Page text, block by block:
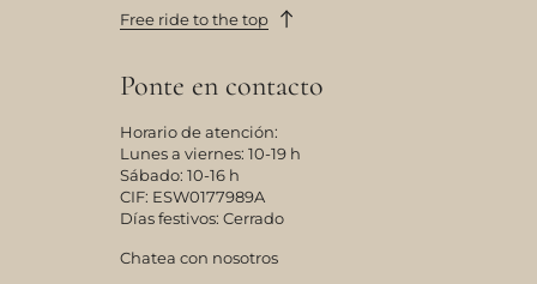
Free ride to the top
Ponte en contacto
Horario de atención:
Lunes a viernes: 10-19 h
Sábado: 10-16 h
CIF: ESW0177989A
Días festivos: Cerrado
Chatea con nosotros